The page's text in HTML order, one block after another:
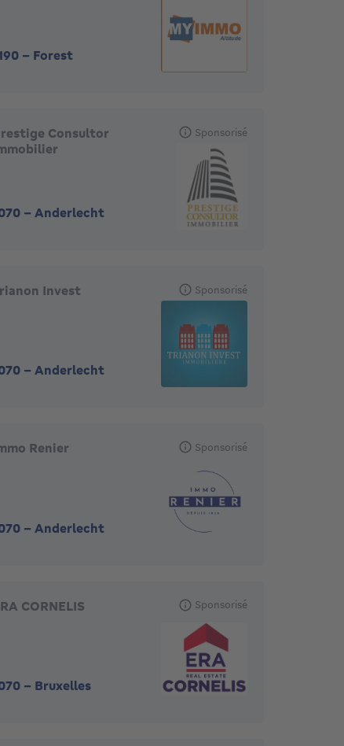
- Forest
Consultor
- Anderlecht
Sponsorisé
Invest
- Anderlecht
Sponsorisé
Renier
- Anderlecht
Sponsorisé
CORNELIS
- Bruxelles
Sponsorisé